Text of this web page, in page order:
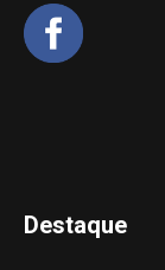
Destaque